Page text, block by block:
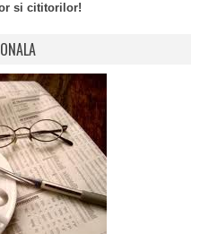
si cititorilor!